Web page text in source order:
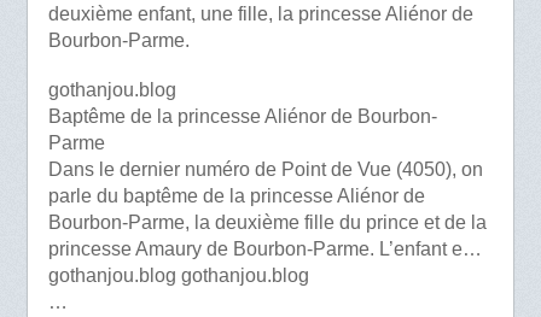
deuxième enfant, une fille, la princesse Aliénor de
Bourbon-Parme.
gothanjou.blog
Baptême de la princesse Aliénor de Bourbon-
Parme
Dans le dernier numéro de Point de Vue (4050), on
parle du baptême de la princesse Aliénor de
Bourbon-Parme, la deuxième fille du prince et de la
princesse Amaury de Bourbon-Parme. L’enfant e…
gothanjou.blog gothanjou.blog
…